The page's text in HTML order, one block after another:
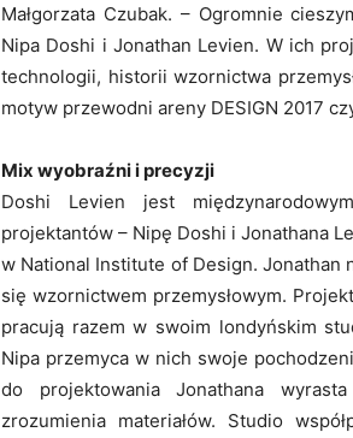
Małgorzata Czubak. – Ogromnie
Nipa Doshi i Jonathan Levien. W ich
technologii, historii wzornictwa
motyw przewodni areny DESIGN 2017
Mix wyobraźni i precyzji
Doshi Levien jest
projektantów – Nipę Doshi i Jonathana
w National Institute of Design. Jonathan
się wzornictwem przemysłowym.
pracują razem w swoim londyńskim
Nipa przemyca w nich swoje
do projektowania Jonathana
zrozumienia materiałów. Studio